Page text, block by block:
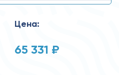
Цена:
65 331 ₽